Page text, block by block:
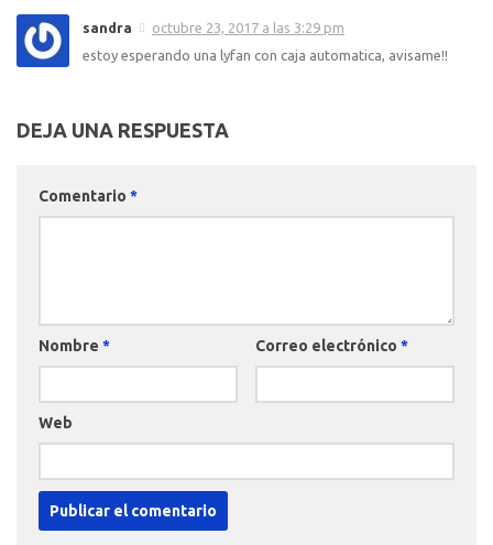
sandra
octubre 23, 2017 a las 3:29 pm
estoy esperando una lyfan con caja automatica, avisame!!
DEJA UNA RESPUESTA
Comentario *
Nombre * Correo electrónico *
Web